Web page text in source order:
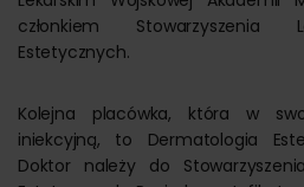
członkiem Stowarzyszenia
Estetycznych.
Kolejna placówka, która w
iniekcyjną, to Dermatologia
Doktor należy do